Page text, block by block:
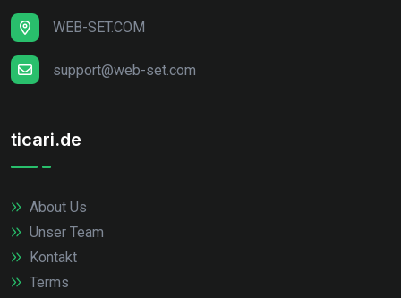
WEB-SET.COM
support@web-set.com
ticari.de
About Us
Unser Team
Kontakt
Terms